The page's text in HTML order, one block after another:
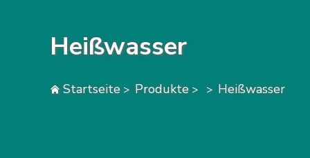
SUPPORT & SERVICES
KONTAKTIEREN SIE UNS
Heißwasser
Startseite> Produkte> > Heißwasser